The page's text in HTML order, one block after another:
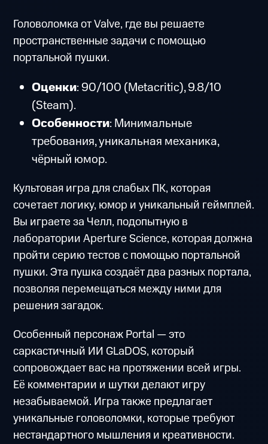
Головоломка от Valve, где вы решаете
пространственные задачи с помощью
портальной пушки.
Оценки: 90/100 (Metacritic), 9.8/10
(Steam).
Особенности: Минимальные
требования, уникальная механика,
чёрный юмор.
Культовая игра для слабых ПК, которая
сочетает логику, юмор и уникальный геймплей.
Вы играете за Челл, подопытную в
лаборатории Aperture Science, которая должна
пройти серию тестов с помощью портальной
пушки. Эта пушка создаёт два разных портала,
позволяя перемещаться между ними для
решения загадок.
Особенный персонаж Portal — это
саркастичный ИИ GLaDOS, который
сопровождает вас на протяжении всей игры.
Её комментарии и шутки делают игру
незабываемой. Игра также предлагает
уникальные головоломки, которые требуют
нестандартного мышления и креативности.